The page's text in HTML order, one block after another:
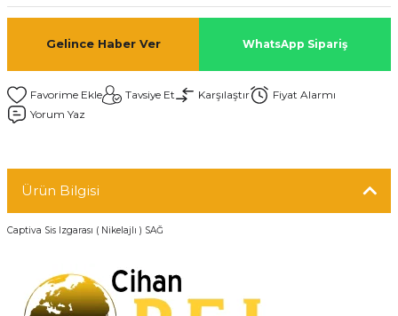
Gelince Haber Ver WhatsApp Sipariş
Tavsiye Et Karşılaştır
Fiyat Alarmı
Yorum Yaz
Ürün Bilgisi
Captiva Sis Izgarası ( Nikelajlı ) SAĞ